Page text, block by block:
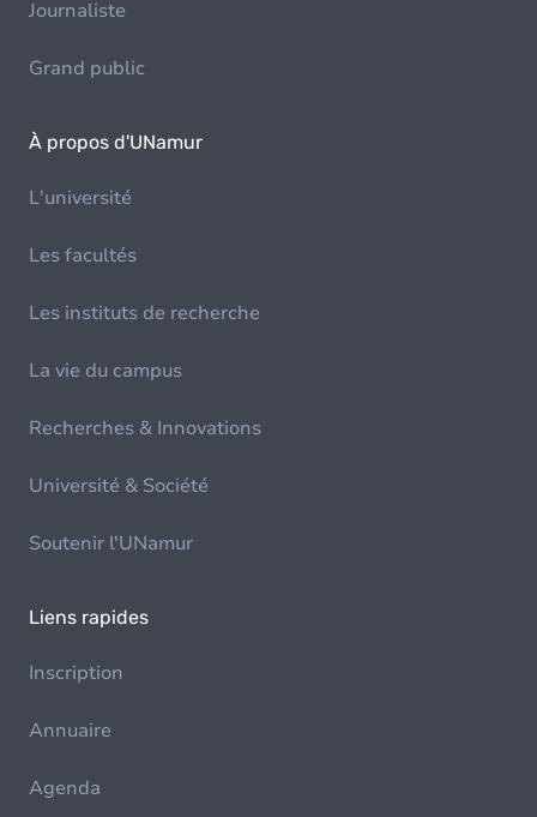
Journaliste
Grand public
À propos d'UNamur
L'université
Les facultés
Les instituts de recherche
La vie du campus
Recherches & Innovations
Université & Société
Soutenir l'UNamur
Liens rapides
Inscription
Annuaire
Agenda